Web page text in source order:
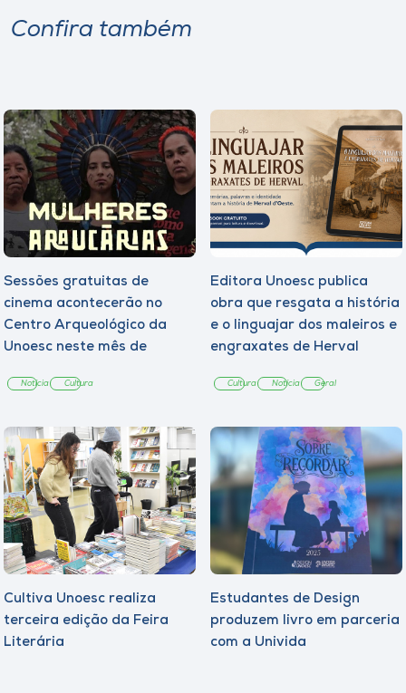
Confira também
Sessões gratuitas de
cinema acontecerão no
Centro Arqueológico da
Unoesc neste mês de
Notícia Cultura
Editora Unoesc publica
obra que resgata a história
e o linguajar dos maleiros e
engraxates de Herval
Cultura Notícia Geral
Cultiva Unoesc realiza
terceira edição da Feira
Literária
Estudantes de Design
produzem livro em parceria
com a Univida